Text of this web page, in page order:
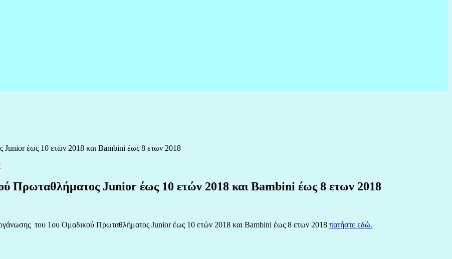
έως 10 ετών 2018 και Bambini έως 8 ετων 2018
Πρωταθλήματος Junior έως 10 ετών 2018 και Bambini έως 8 ετων 2018
του 1ου Ομαδικού Πρωταθλήματος Junior έως 10 ετών 2018 και Bambini έως 8 ετων 2018 πατήστε εδώ.